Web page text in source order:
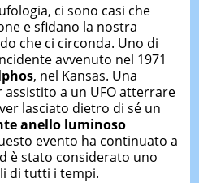
ci sono casi che
e sfidano la nostra
che ci circonda. Uno di
avvenuto nel 1971
, nel Kansas. Una
a un UFO atterrare
lasciato dietro di sé un
anello luminoso
evento ha continuato a
è stato considerato uno
di tutti i tempi.